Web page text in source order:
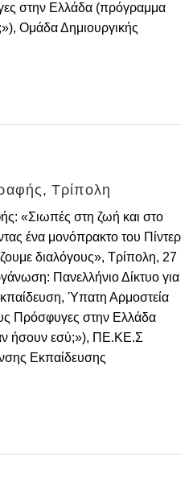
στην Ελλάδα (πρόγραμμα
Ομάδα Δημιουργικής
Τρίπολη
«Σιωπές στη ζωή και στο
ένα μονόπρακτο του Πίντερ
διαλόγους», Τρίπολη, 27
Πανελλήνιο Δίκτυο για
Ύπατη Αρμοστεία
Πρόσφυγες στην Ελλάδα
ήσουν εσύ;»), ΠΕ.ΚΕ.Σ
Εκπαίδευσης